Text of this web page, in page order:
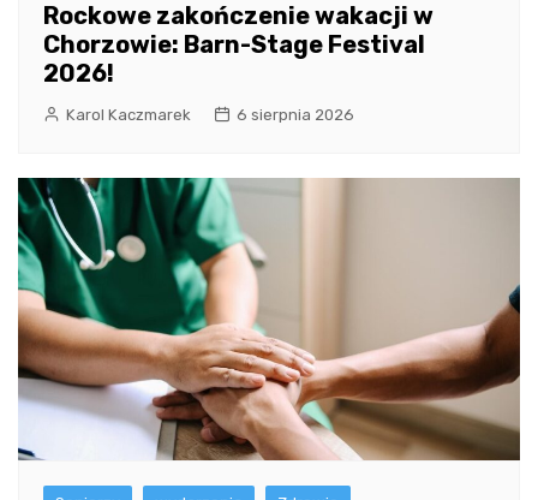
Rockowe zakończenie wakacji w
Chorzowie: Barn-Stage Festival
2026!
Karol Kaczmarek 6 sierpnia 2026